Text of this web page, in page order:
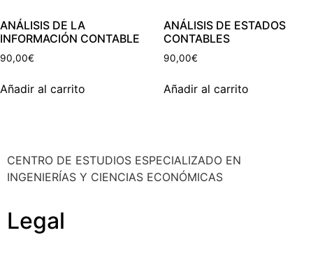
ANÁLISIS DE LA
INFORMACIÓN CONTABLE
90,00€
Añadir al carrito
ANÁLISIS DE ESTADOS
CONTABLES
90,00€
Añadir al carrito
CENTRO DE ESTUDIOS ESPECIALIZADO EN
INGENIERÍAS Y CIENCIAS ECONÓMICAS
Legal